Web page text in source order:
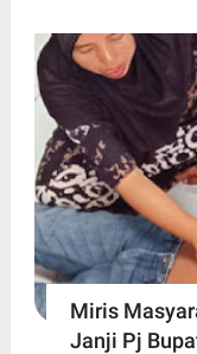
Miris
Janji Pj